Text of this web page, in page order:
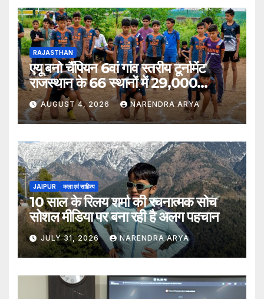
RAJASTHAN
एयू बनो चैंपियन 6वां गांव स्तरीय टूर्नामेंट
राजस्थान के 66 स्थानों में 29,000
खिलाड़ियों की भागीदारी के साथ संपन्न हुआ
AUGUST 4, 2026 NARENDRA ARYA
JAIPUR कला एवं साहित्य
10 साल के रिलय शर्मा की रचनात्मक सोच
सोशल मीडिया पर बना रही है अलग पहचान
JULY 31, 2026 NARENDRA ARYA